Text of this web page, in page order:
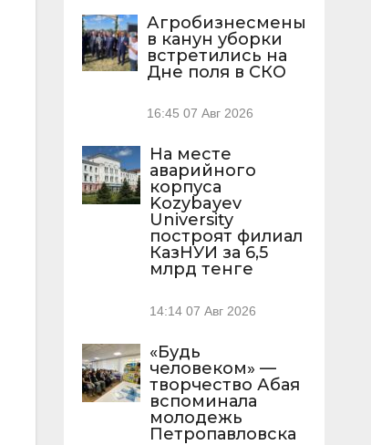
Агробизнесмены
в канун уборки
встретились на
Дне поля в СКО
16:45 07 Авг 2026
На месте
аварийного
корпуса
Kozybayev
University
построят филиал
КазНУИ за 6,5
млрд тенге
14:14 07 Авг 2026
«Будь
человеком» —
творчество Абая
вспоминала
молодежь
Петропавловска